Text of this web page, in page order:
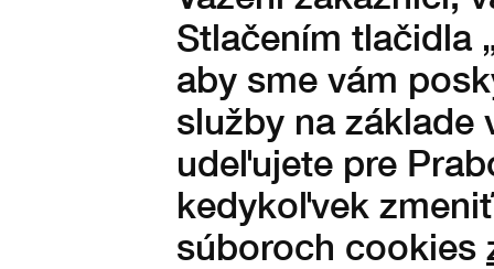
Stlačením tlačidla
aby sme vám
služby na základe
udeľujete pre
kedykoľvek
súboroch cookies
36 37 38 39 40
43
44 45 46 47